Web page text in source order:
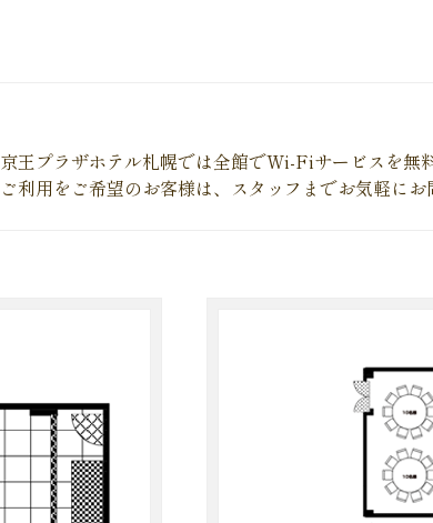
京王プラザホテル札幌では全館でWi-Fiサービスを無
ご利用をご希望のお客様は、スタッフまでお気軽に